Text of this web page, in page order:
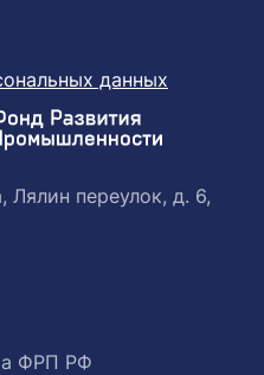
данных
Лялин переулок, д. 6,
ФРП РФ